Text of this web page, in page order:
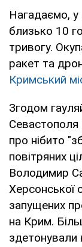
Нагадаємо,
близько 10
тривогу.
ракет та
Кримський
Згодом
Севастополя
про нібито
повітряних
Володимир
Херсонської
запущених
на Крим.
здетонували